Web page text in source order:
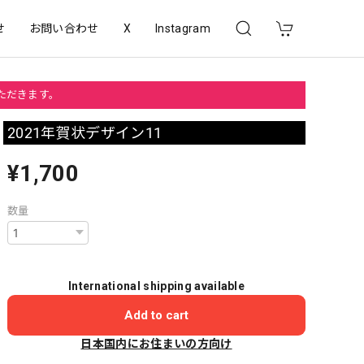
お問い合わせ X Instagram
きます。
2021年賀状デザイン11
¥1,700
数量
International shipping available
Add to cart
日本国内にお住まいの方向け